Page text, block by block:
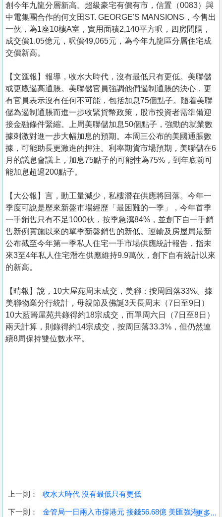
收
創今年九龍分層新高。超級豪宅有價有市，信置（0083）與
中電集團合作的何文田ST. GEORGE'S MANSIONS，今售出
一伙，為1座10樓A室，實用面積2,140平方呎，四房間隔，
成交價1.05億元，呎價49,065元，為今年九龍區分層住宅成
交價新高。
【文匯報】報導，收水大時代，沒有最低只有更低。美聯儲
或更鷹遏高通脹。美聯儲官員強調他們遏制通脹的決心，更
有官員表示沒有任何不可能，包括加息75個點子。隨着美聯
儲為遏制通脹而進一步收緊貨幣政策，股市投資者需準備迎
接金融條件緊縮。上周美聯儲加息50個點子，強勁的就業數
據刺激對進一步大幅加息的預期。本周三公布的美國通脹數
據，可能助長更激進的押注。利率期貨市場預期，美聯儲在6
月的議息會議上，加息75點子的可能性為75%，到年底前可
能加息超過200點子。
【大公報】言，動工量減少，私樓潛在供應將回落。今年一
季度可說是歷來新盤市場經歷「最困難的一季」，今年首季
一手銷售只有不足1000伙，按季急瀉84%，並創下自一手銷
售新例實施以來的單季新盤銷售的新低。運輸及房屋局最新
公布截至今年第一季私人住宅一手市場供應統計報告，指未
來3至4年私人住宅潛在供應維持9.9萬伙，創下自有統計以來
的新高。
【晴報】說，10大屋苑周末成交，美聯：按周回落33%。據
美聯物業分行統計，母親節及佛誕3天長周末（7日至9日）
10大藍籌屋苑共錄得約18宗成交，而單周六日（7日至8日）
兩天計算，則錄得約14宗成交，按周回落33.3%，但仍然連
續8周保持雙位數水平。
上一則： 收水大時代 沒有最低只有更低
下一則： 金管局一日兩入市撐港元 接錢56.68億 美匯強港更多...